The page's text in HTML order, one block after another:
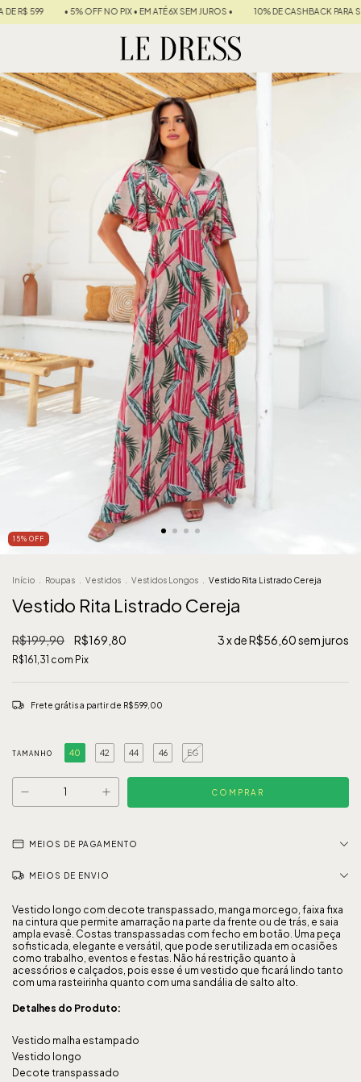
OFF NO PIX • EM ATÉ 6X SEM JUROS • 10% DE CASHBACK PARA SUA PRÓXIMA
15% OFF
Início Roupas Vestidos Vestidos Longos Vestido Rita Listrado Cereja
Vestido Rita Listrado Cereja
R$199,90 R$169,80 3x deR$56,60sem juros
R$161,31 com Pix
Frete grátisa partir de R$599,00
TAMANHO 40 42 44 46 EG
MEIOS DE PAGAMENTO
MEIOS DE ENVIO
Vestido longo com decote transpassado, manga morcego, faixa fixa
na cintura que permite amarração na parte da frente ou de trás, e saia
ampla evasê. Costas transpassadas com fecho em botão. Uma peça
sofisticada, elegante e versátil, que pode ser utilizada em ocasiões
como trabalho, eventos e festas. Não há restrição quanto à
acessórios e calçados, pois esse é um vestido que ficará lindo tanto
com uma rasteirinha quanto com uma sandália de salto alto.
Detalhes do Produto:
Vestido malha estampado
Vestido longo
Decote transpassado